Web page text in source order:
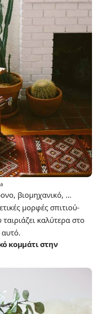
βιομηχανικό, …
μορφές σπιτιού-
καλύτερα στο
αυτό.
κομμάτι στην